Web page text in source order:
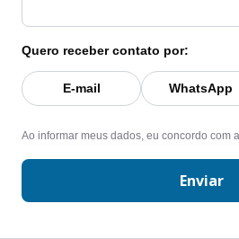
Quero receber contato por:
E-mail WhatsApp
Ao informar meus dados, eu concordo com a
Enviar